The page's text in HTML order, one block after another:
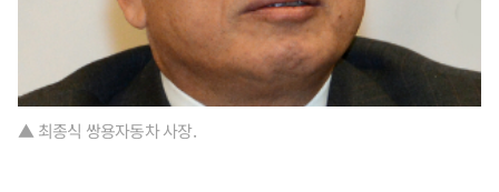
▲ 최종식 쌍용자동차 사장.